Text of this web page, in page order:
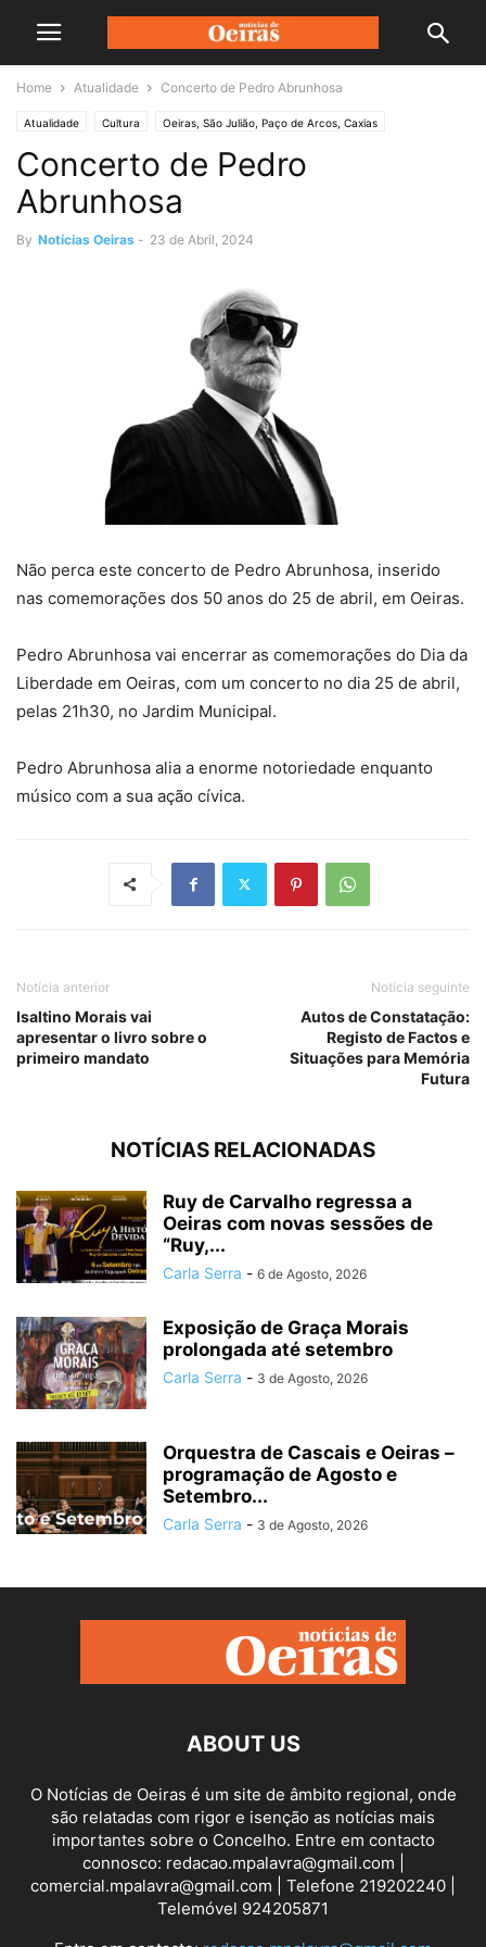
Home Atualidade Concerto de Pedro Abrunhosa
Atualidade Cultura Oeiras, São Julião, Paço de Arcos, Caxias
Concerto de Pedro
Abrunhosa
By Notícias Oeiras - 23 de Abril, 2024
Não perca este concerto de Pedro Abrunhosa, inserido
nas comemorações dos 50 anos do 25 de abril, em Oeiras.
Pedro Abrunhosa vai encerrar as comemorações do Dia da
Liberdade em Oeiras, com um concerto no dia 25 de abril,
pelas 21h30, no Jardim Municipal.
Pedro Abrunhosa alia a enorme notoriedade enquanto
músico com a sua ação cívica.
Notícia anterior
Isaltino Morais vai
apresentar o livro sobre o
primeiro mandato
Notícia seguinte
Autos de Constatação:
Registo de Factos e
Situações para Memória
Futura
NOTÍCIAS RELACIONADAS
Ruy de Carvalho regressa a
Oeiras com novas sessões de
“Ruy,...
Carla Serra - 6 de Agosto, 2026
Exposição de Graça Morais
prolongada até setembro
Carla Serra - 3 de Agosto, 2026
Orquestra de Cascais e Oeiras –
programação de Agosto e
Setembro...
Carla Serra - 3 de Agosto, 2026
ABOUT US
O Notícias de Oeiras é um site de âmbito regional, onde
são relatadas com rigor e isenção as notícias mais
importantes sobre o Concelho. Entre em contacto
connosco: redacao.mpalavra@gmail.com |
comercial.mpalavra@gmail.com | Telefone 219202240 |
Telemóvel 924205871